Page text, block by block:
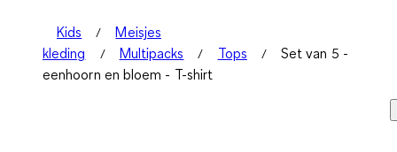
Kids
Meisjes
kleding
Multipacks Tops
Set van 5 -
eenhoorn en bloem - T-shirt